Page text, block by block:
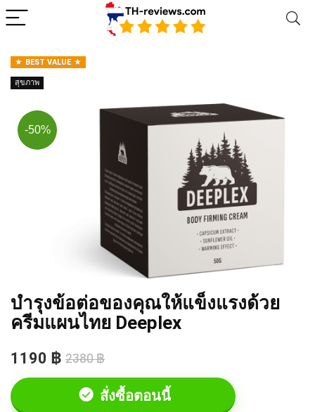
BEST VALUE
สุขภาพ
-50%
บำรุงข้อต่อของคุณให้แข็งแรงด้วย
ครีมแผนไทย Deeplex
1190 ฿ 2380 ฿
สั่งซื้อตอนนี้